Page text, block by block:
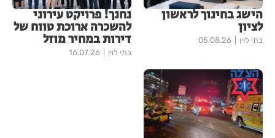
הישג בחינוך לראשון
לציון
בתי לוין 05.08.26
נחנך! פרויקט עירוני
להשכרה ארוכת טווח של
דירות במחיר מוזל
בתי לוין 16.07.26